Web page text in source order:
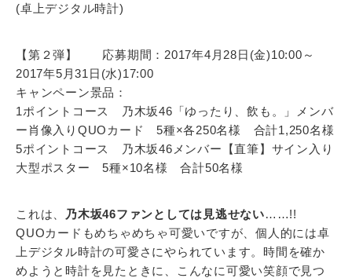
(卓上デジタル時計)
【第２弾】 応募期間：2017年4月28日(金)10:00～
2017年5月31日(水)17:00
キャンペーン景品：
1ポイントコース 乃木坂46「ゆったり、飲も。」メンバ
ー肖像入りQUOカード 5種×各250名様 合計1,250名様
5ポイントコース 乃木坂46メンバー【直筆】サイン入り
大型ポスター 5種×10名様 合計50名様
これは、 乃木坂46ファンとしては見逃せない……!!
QUOカードもめちゃめちゃ可愛いですが、個人的には卓
上デジタル時計の可愛さにやられています。時間を確か
めようと時計を見たときに、こんなに可愛い笑顔で見つ